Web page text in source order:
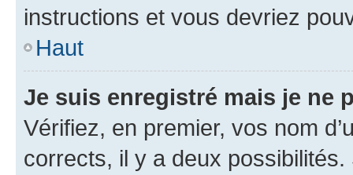
instructions et vous devriez
Haut
Je suis enregistré mais je ne
Vérifiez, en premier, vos nom
corrects, il y a deux